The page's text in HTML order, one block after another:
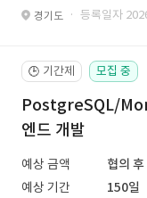
경기도 · 등록일자
🕒 기간제 모집 중
PostgreSQL/
엔드 개발
예상 금액
협의
예상 기간
150일